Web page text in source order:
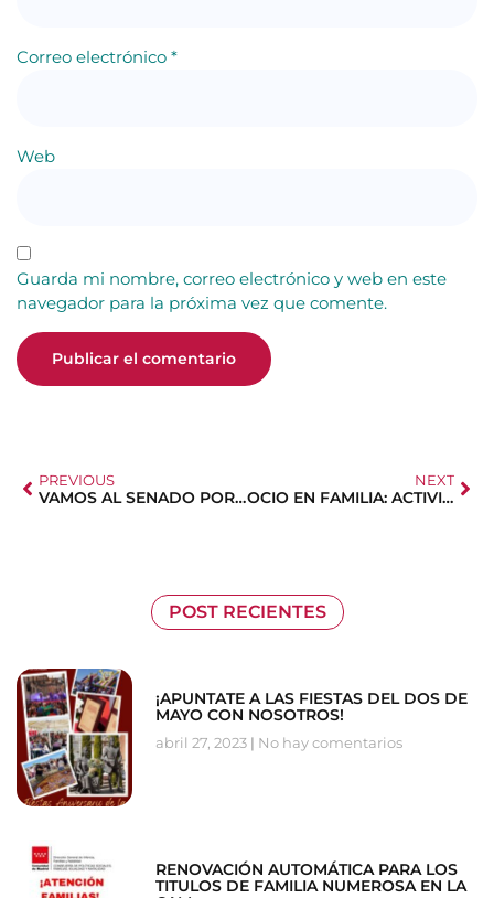
Correo electrónico *
Web
Guarda mi nombre, correo electrónico y web en este
navegador para la próxima vez que comente.
PREVIOUS
VAMOS AL SENADO POR LA CONCILIACIÓN
NEXT
OCIO EN FAMILIA: ACTIVIDADES Y DESCUENTOS
POST RECIENTES
¡APUNTATE A LAS FIESTAS DEL DOS DE
MAYO CON NOSOTROS!
abril 27, 2023 No hay comentarios
RENOVACIÓN AUTOMÁTICA PARA LOS
TITULOS DE FAMILIA NUMEROSA EN LA